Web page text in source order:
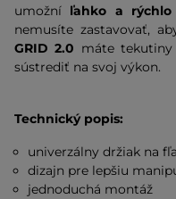
umožní ľahko a
nemusíte zastavovať,
GRID 2.0 máte
sústrediť na svoj výkon.
Technický popis:
univerzálny držiak na
dizajn pre lepšiu
jednoduchá montáž